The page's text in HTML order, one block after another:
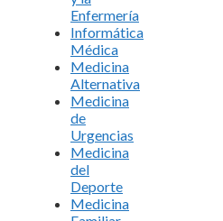
Enfermería
Informática
Médica
Medicina
Alternativa
Medicina
de
Urgencias
Medicina
del
Deporte
Medicina